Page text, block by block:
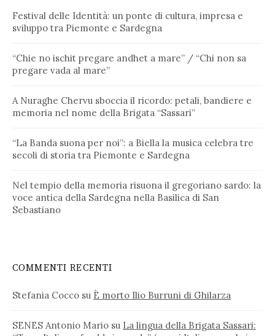
Festival delle Identità: un ponte di cultura, impresa e
sviluppo tra Piemonte e Sardegna
“Chie no ischit pregare andhet a mare” / “Chi non sa
pregare vada al mare”
A Nuraghe Chervu sboccia il ricordo: petali, bandiere e
memoria nel nome della Brigata “Sassari”
“La Banda suona per noi”: a Biella la musica celebra tre
secoli di storia tra Piemonte e Sardegna
Nel tempio della memoria risuona il gregoriano sardo: la
voce antica della Sardegna nella Basilica di San
Sebastiano
COMMENTI RECENTI
Stefania Cocco su È morto Ilio Burruni di Ghilarza
SENES Antonio Mario su La lingua della Brigata Sassari: